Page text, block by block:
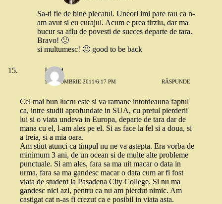
Sa-ti fie de bine plecatul. Uneori imi pare rau ca n-
am avut si eu curajul. Acum e prea tirziu, dar ma
bucur sa aflu de povesti de succes departe de tara.
Bravo! 🙂
si multumesc! 🙂 good to be back
Ingrid
1 OCTOMBRIE 2011/6:17 PM RĂSPUNDE
Cel mai bun lucru este si va ramane intotdeauna faptul
ca, intre studii aprofundate in SUA, cu pretul pierderii
lui si o viata undeva in Europa, departe de tara dar de
mana cu el, l-am ales pe el. Si as face la fel si a doua, si
a treia, si a mia oara.
Am stiut atunci ca timpul nu ne va astepta. Era vorba de
minimum 3 ani, de un ocean si de multe alte probleme
punctuale. Si am ales, fara sa ma uit macar o data in
urma, fara sa ma gandesc macar o data cum ar fi fost
viata de student la Pasadena City College. Si nu ma
gandesc nici azi, pentru ca nu am pierdut nimic. Am
castigat cat n-as fi crezut ca e posibil in viata asta.